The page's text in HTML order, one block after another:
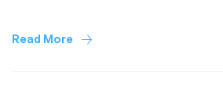
Read More